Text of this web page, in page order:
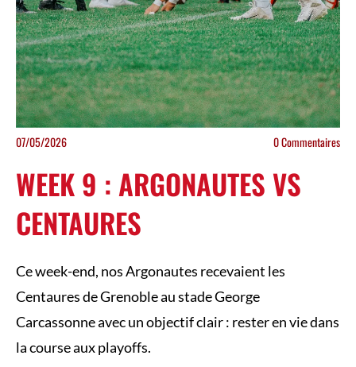
07/05/2026 0Commentaires
WEEK 9 : ARGONAUTES VS
CENTAURES
Ce week-end, nos Argonautes recevaient les
Centaures de Grenoble au stade George
Carcassonne avec un objectif clair : rester en vie dans
la course aux playoffs.